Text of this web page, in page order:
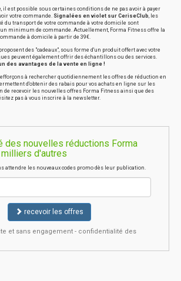
il est possible sous certaines conditions de ne pas avoir à payer
votre commande. Signalées en violet sur CeriseClub, les
du transport de votre commande à votre domicile sont
minimum de commande. Actuellement, Forma Fitness offre la
à domicile à partir de 39€.
des "cadeaux", sous forme d'un produit offert avec votre
peuvent également offrir des échantillons ou des services.
des avantages de la vente en ligne !
à rechercher quotidiennement les offres de réduction en
d'obtenir des rabais pour vos achats en ligne sur les
de recevoir les nouvelles offres Forma Fitness ainsi que des
pas à vous inscrire à la newsletter.
des nouvelles réductions Forma
d'autres
attendre les nouveaux codes promo dès leur publication.
recevoir les offres
et sans engagement - confidentialité des